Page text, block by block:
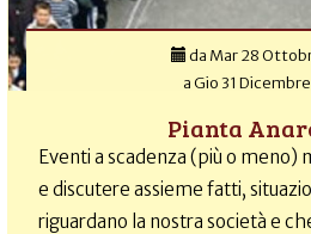
da Mar 28
aGio 31
Pianta
Eventi a scadenza (più o meno)
e discutere assieme fatti,
riguardano la nostra società e